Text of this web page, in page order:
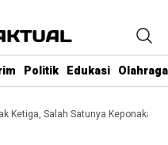
Politik Edukasi Olahraga
Ketiga, Salah Satunya Keponakan